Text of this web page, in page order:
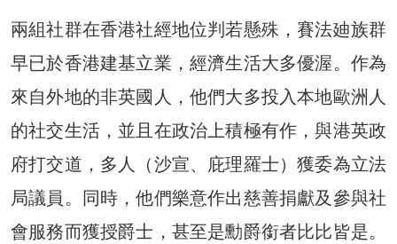
兩組社群在香港社經地位判若懸殊，賽法廸族群
早已於香港建基立業，經濟生活大多優渥。作為
來自外地的非英國人，他們大多投入本地歐洲人
的社交生活，並且在政治上積極有作，與港英政
府打交道，多人（沙宣、庇理羅士）獲委為立法
局議員。同時，他們樂意作出慈善捐獻及參與社
會服務而獲授爵士，甚至是勳爵銜者比比皆是。